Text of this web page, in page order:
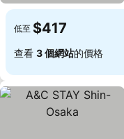
低至 $417
查看 3 個網站的價格